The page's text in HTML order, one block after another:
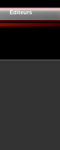
Editeurs